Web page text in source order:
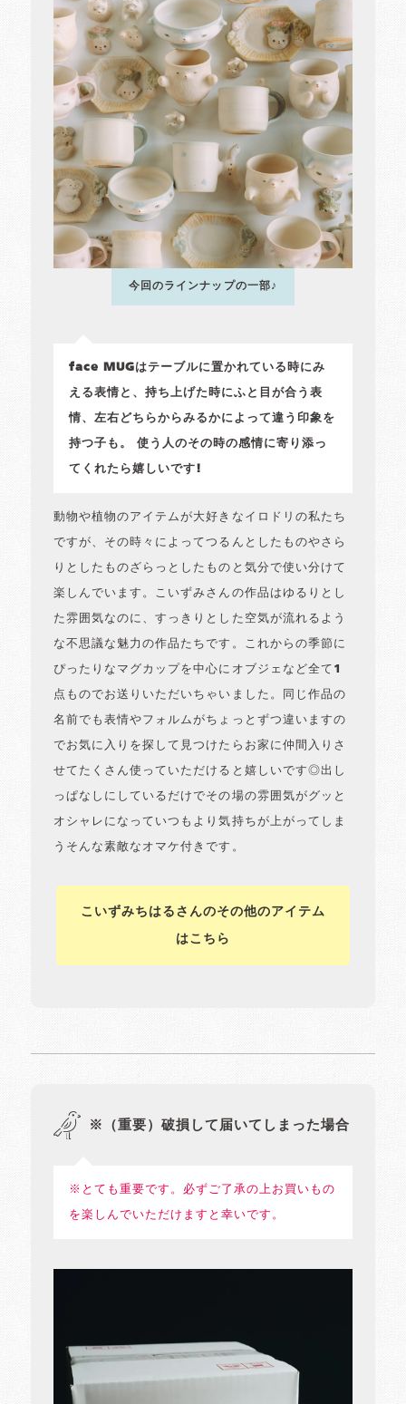
今回のラインナップの一部♪
face MUGはテーブルに置かれている時にみ
える表情と、持ち上げた時にふと目が合う表
情、左右どちらからみるかによって違う印象を
持つ子も。 使う人のその時の感情に寄り添っ
てくれたら嬉しいです!
動物や植物のアイテムが大好きなイロドリの私たち
ですが、その時々によってつるんとしたものやさら
りとしたものざらっとしたものと気分で使い分けて
楽しんでいます。こいずみさんの作品はゆるりとし
た雰囲気なのに、すっきりとした空気が流れるよう
な不思議な魅力の作品たちです。これからの季節に
ぴったりなマグカップを中心にオブジェなど全て1
点ものでお送りいただいちゃいました。同じ作品の
名前でも表情やフォルムがちょっとずつ違いますの
でお気に入りを探して見つけたらお家に仲間入りさ
せてたくさん使っていただけると嬉しいです◎出し
っぱなしにしているだけでその場の雰囲気がグッと
オシャレになっていつもより気持ちが上がってしま
うそんな素敵なオマケ付きです。
こいずみちはるさんのその他のアイテム
はこちら
※（重要）破損して届いてしまった場合
※とても重要です。必ずご了承の上お買いもの
を楽しんでいただけますと幸いです。